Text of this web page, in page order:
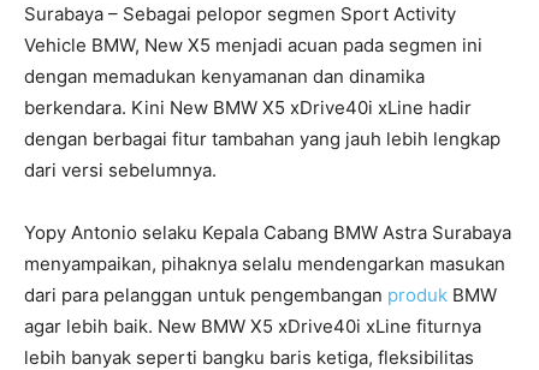
Surabaya – Sebagai pelopor segmen Sport Activity
Vehicle BMW, New X5 menjadi acuan pada segmen ini
dengan memadukan kenyamanan dan dinamika
berkendara. Kini New BMW X5 xDrive40i xLine hadir
dengan berbagai fitur tambahan yang jauh lebih lengkap
dari versi sebelumnya.
Yopy Antonio selaku Kepala Cabang BMW Astra Surabaya
menyampaikan, pihaknya selalu mendengarkan masukan
dari para pelanggan untuk pengembangan produk BMW
agar lebih baik. New BMW X5 xDrive40i xLine fiturnya
lebih banyak seperti bangku baris ketiga, fleksibilitas